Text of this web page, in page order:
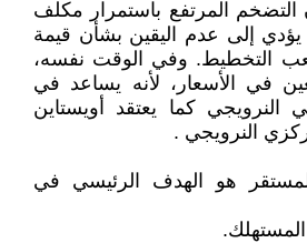
التضخم المرتفع باستمرار مكلف
يؤدي إلى عدم اليقين بشأن قيمة
التخطيط. وفي الوقت نفسه،
في الأسعار، لأنه يساعد في
النرويجي كما يعتقد أويستاين
النرويجي .
هو الهدف الرئيسي في
المستهلك.